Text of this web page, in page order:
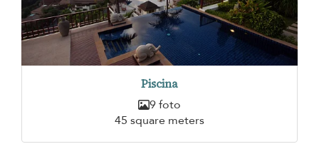
Piscina
9 foto
45 square meters